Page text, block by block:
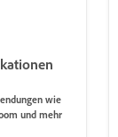
wie
und mehr